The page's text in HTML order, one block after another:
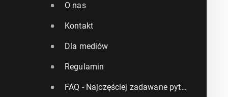
O nas
Kontakt
Dla mediów
Regulamin
FAQ - Najczęściej zadawane pytania